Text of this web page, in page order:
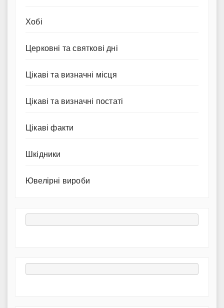
Хобі
Церковні та святкові дні
Цікаві та визначні місця
Цікаві та визначні постаті
Цікаві факти
Шкідники
Ювелірні вироби